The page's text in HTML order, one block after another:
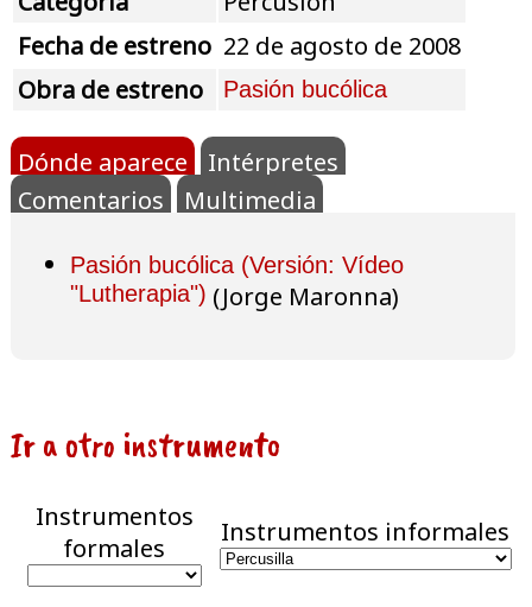
Fecha de estreno 22 de agosto de 2008
Obra de estreno
Pasión bucólica
Dónde aparece
Intérpretes
Comentarios
Multimedia
Pasión bucólica (Versión: Vídeo
"Lutherapia") (Jorge Maronna)
Ir a otro instrumento
Instrumentos
formales
Instrumentos informales